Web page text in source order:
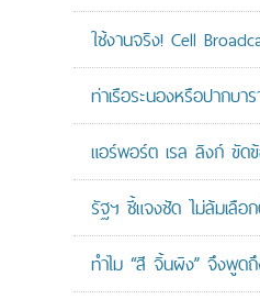
ใช้งานจริง! Cell
ท่าเรือระนองหรือปากบา
แอร์พอร์ต เรล ลิงก์ ขัด
รัฐฯ ชี้แจงชัด ไม่ล้มเลือ
ทำไม “สี จิ้นผิง” จึงพูดถึ